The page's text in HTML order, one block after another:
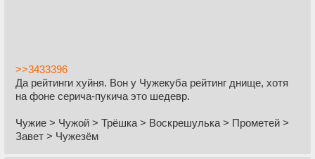
>>3433396
Да рейтинги хуйня. Вон у Чужекуба рейтинг днище, хотя
на фоне серича-пукича это шедевр.
Чужие > Чужой > Трёшка > Воскрешулька > Прометей >
Завет > Чужезём